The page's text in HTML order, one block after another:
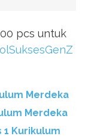
pcs untuk
Merdeka
Merdeka
1 Kurikulum